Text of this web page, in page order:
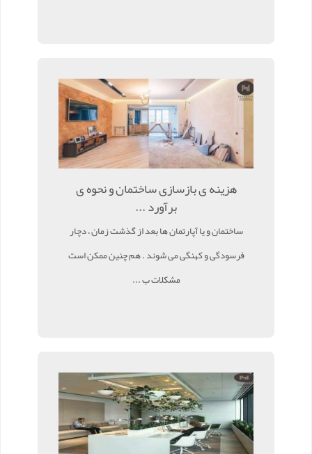
هزینه ی بازسازی ساختمان و نحوه ی
برآورد ...
ساختمان و یا آپارتمان ها بعد از گذشت زمان ، دچار
فرسودگی و کهنگی می شوند . هم چنین ممکن است
مشکلات ب ...